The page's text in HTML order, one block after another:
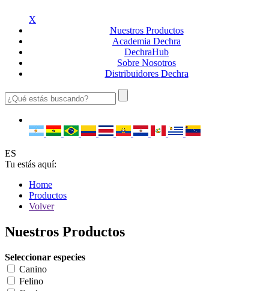
X
Nuestros Productos
Academia Dechra
DechraHub
Sobre Nosotros
Distribuidores Dechra
ES
Tu estás aquí:
Home
Productos
Volver
Nuestros Productos
Seleccionar especies
Canino
Felino